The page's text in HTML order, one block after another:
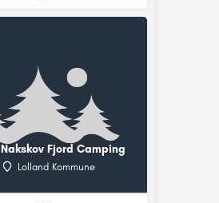
Nakskov Fjord Camping
Lolland Kommune